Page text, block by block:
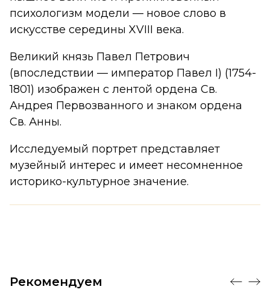
психологизм модели — новое слово в
искусстве середины XVIII века.
Великий князь Павел Петрович
(впоследствии — император Павел I) (1754-
1801) изображен с лентой ордена Св.
Андрея Первозванного и знаком ордена
Св. Анны.
Исследуемый портрет представляет
музейный интерес и имеет несомненное
историко-культурное значение.
Рекомендуем